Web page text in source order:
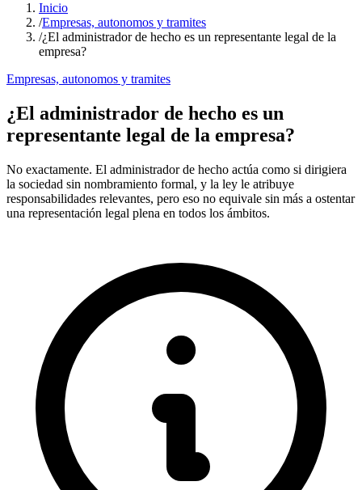
Inicio
/Empresas, autonomos y tramites
/¿El administrador de hecho es un representante legal de la
empresa?
Empresas, autonomos y tramites
¿El administrador de hecho es un
representante legal de la empresa?
No exactamente. El administrador de hecho actúa como si dirigiera
la sociedad sin nombramiento formal, y la ley le atribuye
responsabilidades relevantes, pero eso no equivale sin más a ostentar
una representación legal plena en todos los ámbitos.